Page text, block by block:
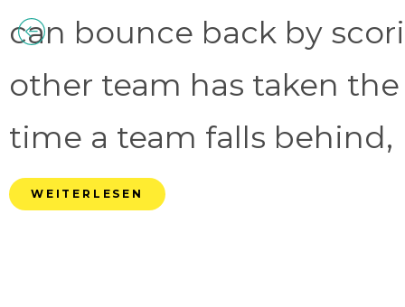
can bounce back by
other team has taken
time a team falls behind,
WEITERLESEN